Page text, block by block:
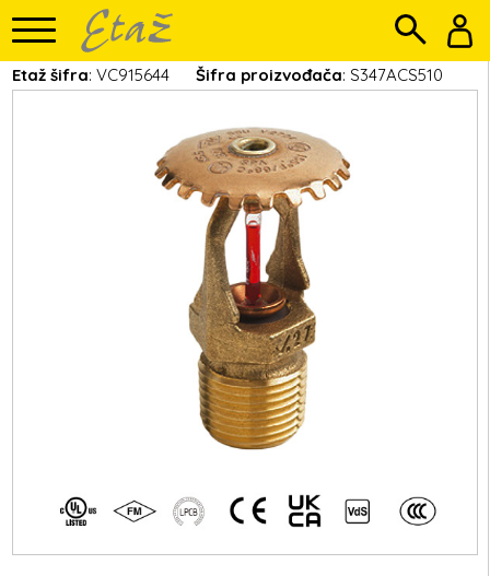
Etaž šifra: VC915644 Šifra proizvođača: S347ACS510